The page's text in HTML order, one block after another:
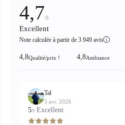
4,7/5
Excellent
Note calculée à partir de 3 949 avis i
4,8Qualité/prix ! 4,8Ambiance
Tal
5 avr. 2026
5/5 Excellent